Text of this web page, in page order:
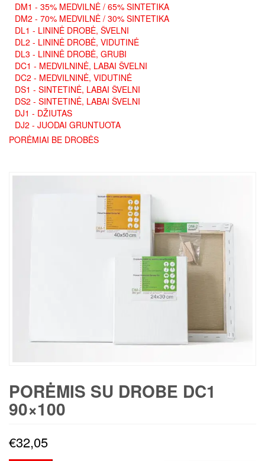
DM1 - 35% MEDVILNĖ / 65% SINTETIKA
DM2 - 70% MEDVILNĖ / 30% SINTETIKA
DL1 - LININĖ DROBĖ, ŠVELNI
DL2 - LININĖ DROBĖ, VIDUTINĖ
DL3 - LININĖ DROBĖ, GRUBI
DC1 - MEDVILNINĖ, LABAI ŠVELNI
DC2 - MEDVILNINĖ, VIDUTINĖ
DS1 - SINTETINĖ, LABAI ŠVELNI
DS2 - SINTETINĖ, LABAI ŠVELNI
DJ1 - DŽIUTAS
DJ2 - JUODAI GRUNTUOTA
PORĖMIAI BE DROBĖS
PORĖMIS SU DROBE DC1
90×100
€32,05